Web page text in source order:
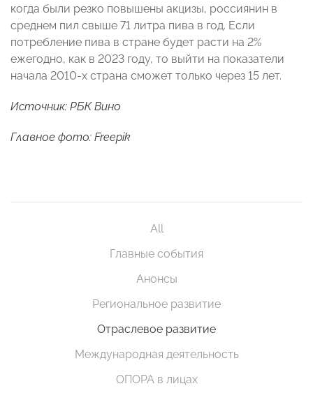
когда были резко повышены акцизы, россиянин в
среднем пил свыше 71 литра пива в год. Если
потребление пива в стране будет расти на 2%
ежегодно, как в 2023 году, то выйти на показатели
начала 2010-х страна сможет только через 15 лет.
Источник: РБК Вино
Главное фото: Freepik
All
Главные события
Анонсы
Региональное развитие
Отраслевое развитие
Международная деятельность
ОПОРА в лицах